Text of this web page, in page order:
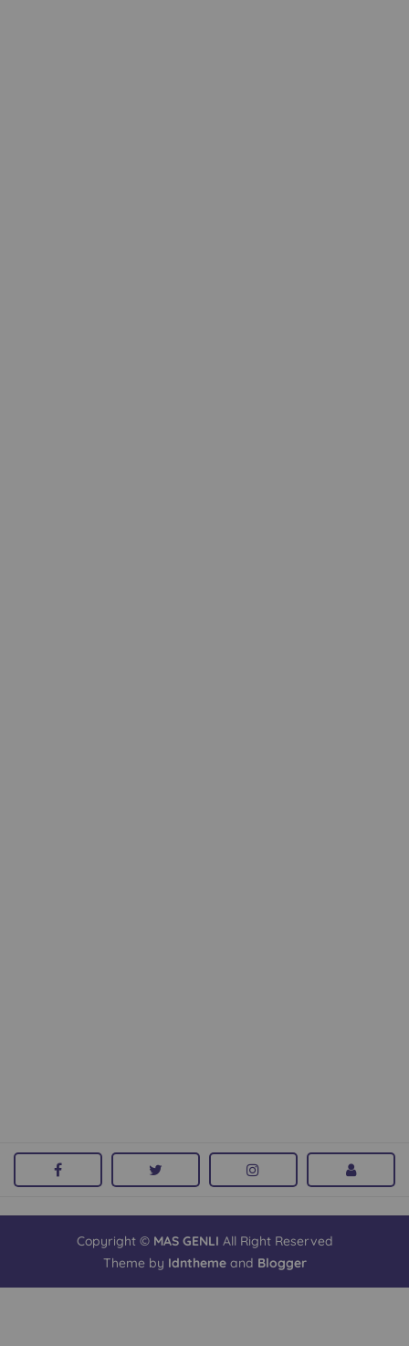
Copyright © MAS GENLI All Right Reserved
Theme by Idnthemeand Blogger